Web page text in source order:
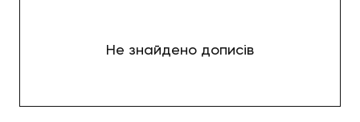
Не знайдено дописів